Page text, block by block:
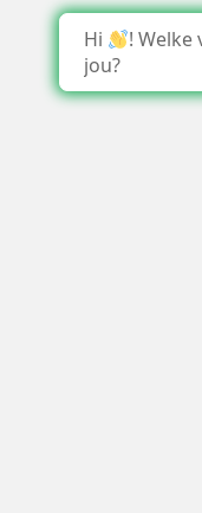
Hi
! Welke
jou?